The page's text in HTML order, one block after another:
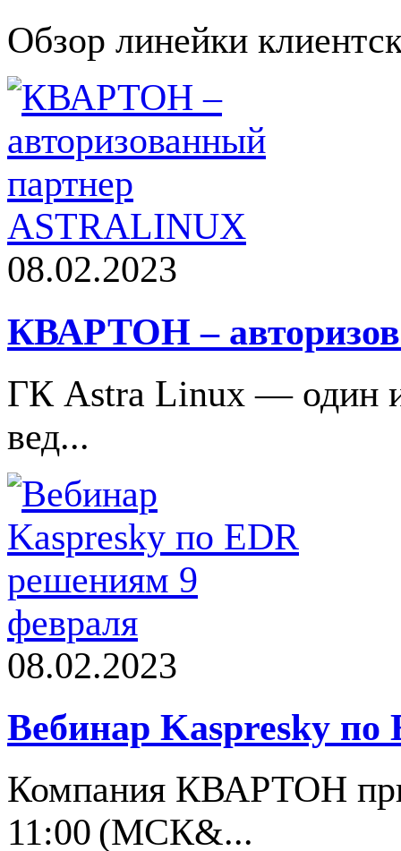
Обзор линейки
08.02.2023
КВАРТОН –
ГК Astra Linux — один
вед...
08.02.2023
Вебинар Kaspresky
Компания КВАРТОН
11:00 (МСК&...